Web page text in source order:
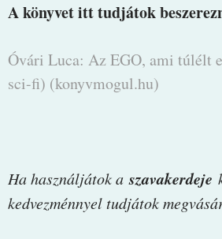
A könyvet itt tudjátok
Óvári Luca: Az EGO, ami túlélt
sci-fi) (konyvmogul.hu)
Ha használjátok aszavakerdeje
kedvezménnyel tudjátok